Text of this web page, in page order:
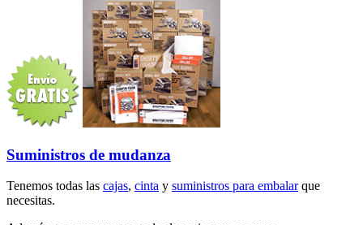
Suministros de mudanza
Tenemos todas las cajas, cinta y suministros para embalarque
necesitas.